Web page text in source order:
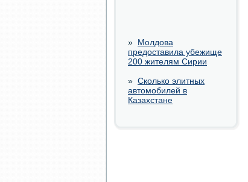
» Молдова
предоставила убежище
200 жителям Сирии
» Сколько элитных
автомобилей в
Казахстане